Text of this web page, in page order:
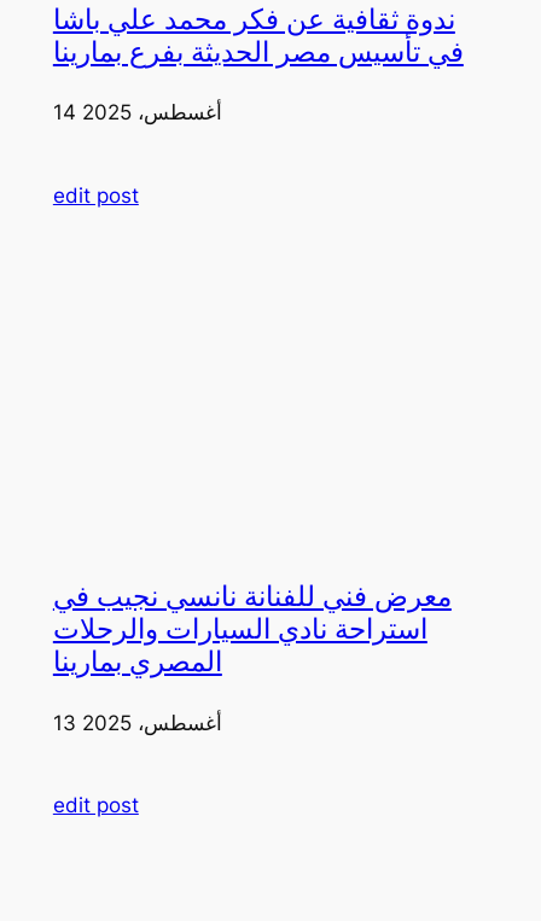
ندوة ثقافية عن فكر محمد علي باشا
في تأسيس مصر الحديثة بفرع بمارينا
14 أغسطس، 2025
edit post
معرض فني للفنانة نانسي نجيب في
استراحة نادي السيارات والرحلات
المصري بمارينا
13 أغسطس، 2025
edit post